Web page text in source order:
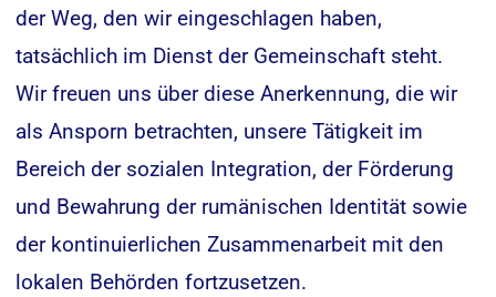
der Weg, den wir eingeschlagen haben,
tatsächlich im Dienst der Gemeinschaft steht.
Wir freuen uns über diese Anerkennung, die wir
als Ansporn betrachten, unsere Tätigkeit im
Bereich der sozialen Integration, der Förderung
und Bewahrung der rumänischen Identität sowie
der kontinuierlichen Zusammenarbeit mit den
lokalen Behörden fortzusetzen.